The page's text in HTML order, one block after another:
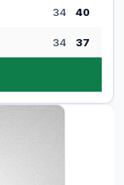
34 40
34 37